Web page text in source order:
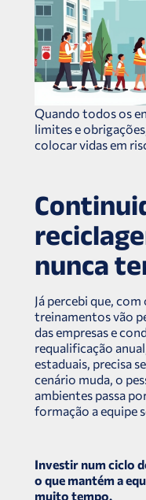
Quando todos os
limites e
colocar vidas em
nunca
Já percebi que,
treinamentos vão
das empresas e
requalificação
estaduais, precisa
cenário muda, o
ambientes passa
formação a equipe
Investir num ciclo
o que mantém a
muito tempo.